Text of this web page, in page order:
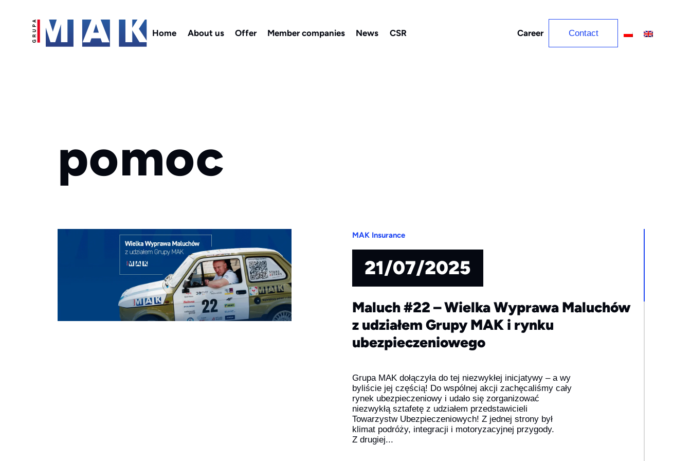
Home About us Offer Member companies News CSR Career Contact
pomoc
MAK Insurance
21/07/2025
Maluch #22 – Wielka Wyprawa Maluchów
z udziałem Grupy MAK i rynku
ubezpieczeniowego
Grupa MAK dołączyła do tej niezwykłej inicjatywy – a wy
byliście jej częścią! Do wspólnej akcji zachęcaliśmy cały
rynek ubezpieczeniowy i udało się zorganizować
niezwykłą sztafetę z udziałem przedstawicieli
Towarzystw Ubezpieczeniowych! Z jednej strony był
klimat podróży, integracji i motoryzacyjnej przygody.
Z drugiej...